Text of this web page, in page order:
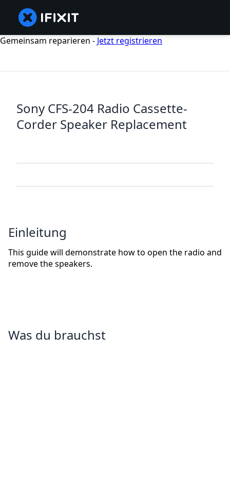
Gemeinsam reparieren - Jetzt registrieren
Sony CFS-204 Radio Cassette-
Corder Speaker Replacement
Einleitung
This guide will demonstrate how to open the radio and
remove the speakers.
Was du brauchst